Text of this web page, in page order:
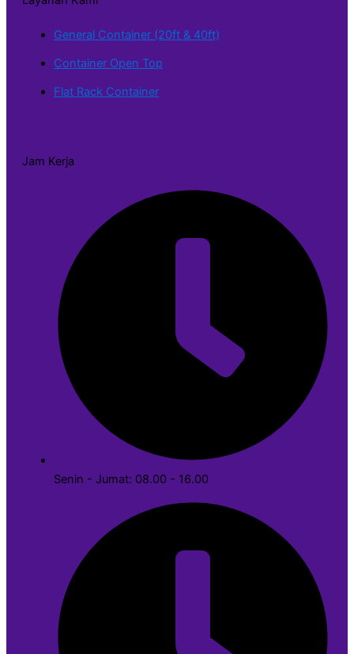
General Container (20ft & 40ft)
Container Open Top
Flat Rack Container
Jam Kerja
Senin - Jumat: 08.00 - 16.00